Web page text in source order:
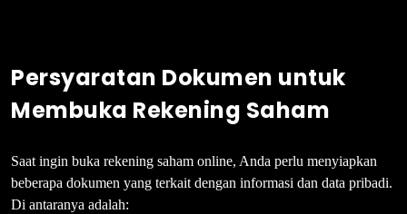
Persyaratan Dokumen untuk
Membuka Rekening Saham
Saat ingin buka rekening saham online, Anda perlu menyiapkan
beberapa dokumen yang terkait dengan informasi dan data pribadi.
Di antaranya adalah: